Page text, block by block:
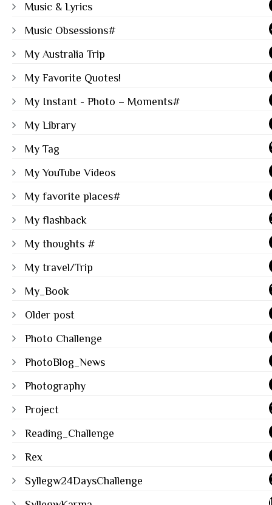
Music & Lyrics
Music Obsessions#
My Australia Trip
My Favorite Quotes!
My Instant - Photo – Moments#
My Library
My Tag
My YouTube Videos
My favorite places#
My flashback
My thoughts #
My travel/Trip
My_Book
Older post
Photo Challenge
PhotoBlog_News
Photography
Project
Reading_Challenge
Rex
Syllegw24DaysChallenge